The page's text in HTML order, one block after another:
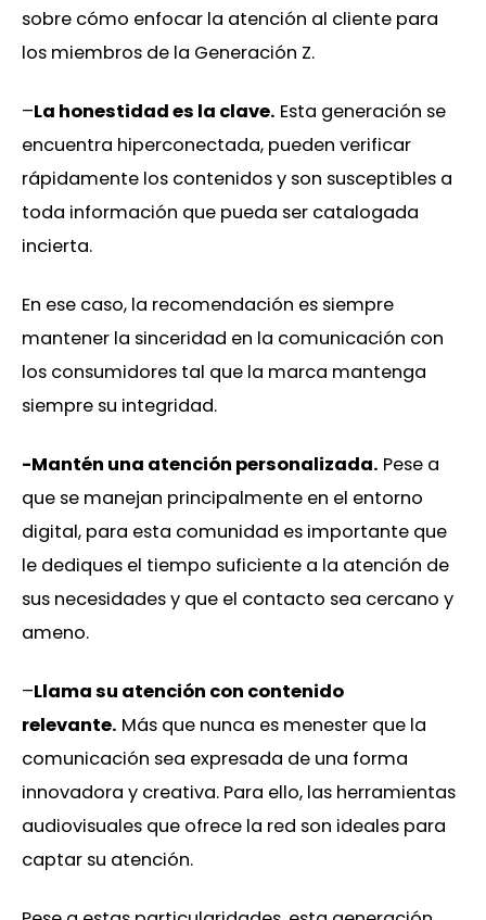
sobre cómo enfocar la atención al cliente para
los miembros de la Generación Z.
–La honestidad es la clave. Esta generación se
encuentra hiperconectada, pueden verificar
rápidamente los contenidos y son susceptibles a
toda información que pueda ser catalogada
incierta.
En ese caso, la recomendación es siempre
mantener la sinceridad en la comunicación con
los consumidores tal que la marca mantenga
siempre su integridad.
-Mantén una atención personalizada. Pese a
que se manejan principalmente en el entorno
digital, para esta comunidad es importante que
le dediques el tiempo suficiente a la atención de
sus necesidades y que el contacto sea cercano y
ameno.
–Llama su atención con contenido
relevante. Más que nunca es menester que la
comunicación sea expresada de una forma
innovadora y creativa. Para ello, las herramientas
audiovisuales que ofrece la red son ideales para
captar su atención.